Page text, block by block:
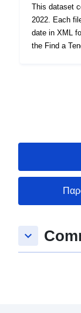
This dataset
2022. Each
date in XML
the Find a
keyboard_arrow_down